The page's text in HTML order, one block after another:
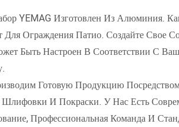
YEMAG Изготовлен Из Алюминия.
Для Ограждения Патио. Создайте Свое
Быть Настроен В Соответствии С
Готовую Продукцию
И Покраски. У Нас Есть
Профессиональная Команда И